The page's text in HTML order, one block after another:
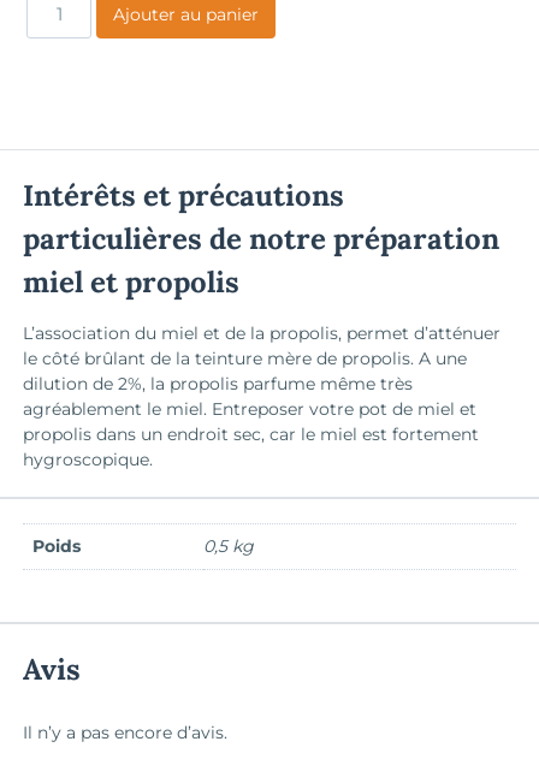
250g
Ajouter au panier
Intérêts et précautions
particulières de notre préparation
miel et propolis
L’association du miel et de la propolis, permet d’atténuer
le côté brûlant de la teinture mère de propolis. A une
dilution de 2%, la propolis parfume même très
agréablement le miel. Entreposer votre pot de miel et
propolis dans un endroit sec, car le miel est fortement
hygroscopique.
Poids 0,5 kg
Avis
Il n’y a pas encore d’avis.